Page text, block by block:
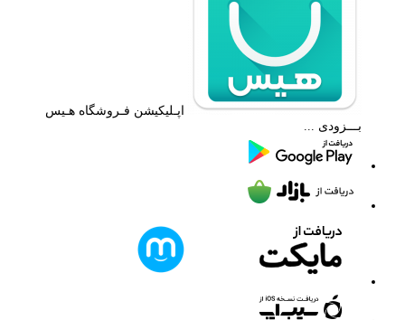
اپـلیکیشن فـروشگاه هـیس
بـــزودی ...